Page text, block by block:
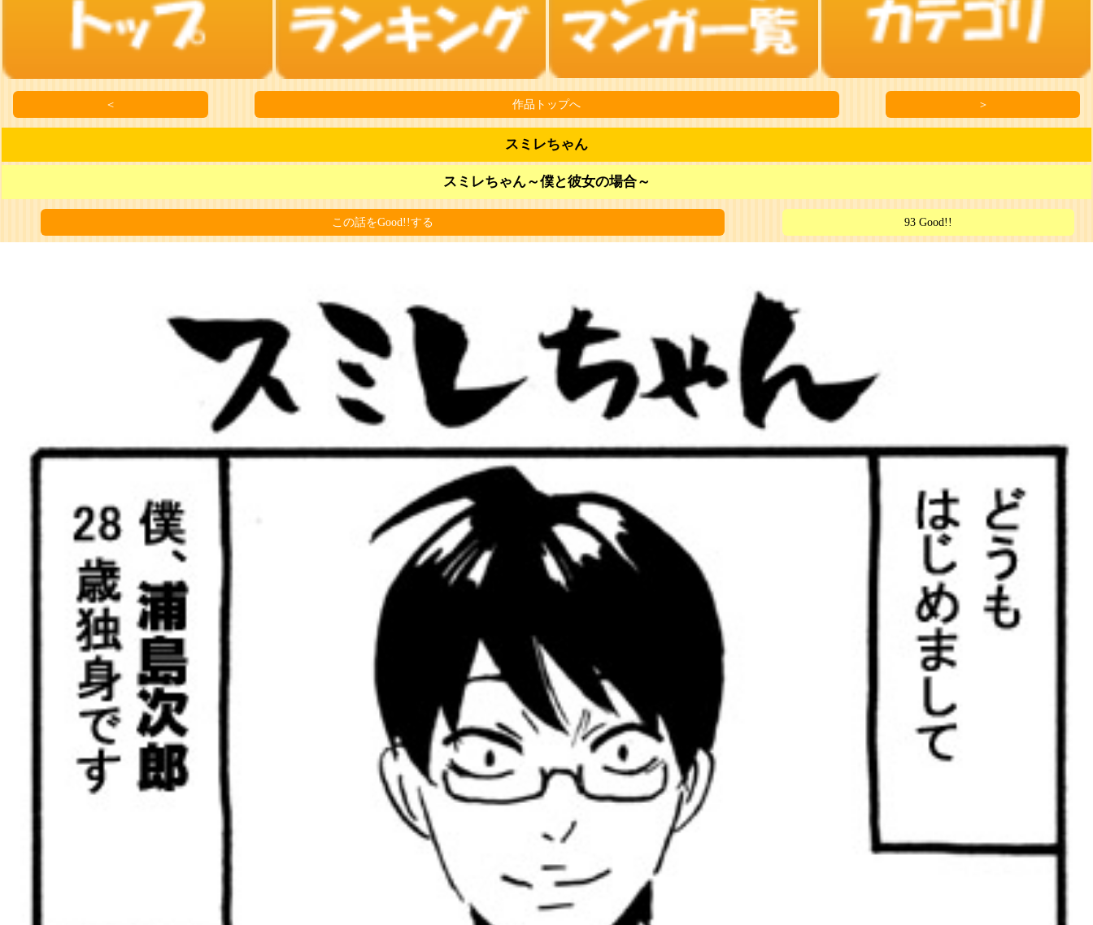
＜ 作品トップへ ＞
スミレちゃん
スミレちゃん～僕と彼女の場合～
この話をGood!!する 93 Good!!